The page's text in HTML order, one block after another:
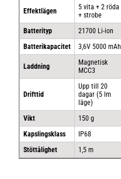
Effektlägen
5 vita + 2 röda
+ strobe
Batterityp
21700 Li-ion
Batterikapacitet
3,6V 5000 mAh
Laddning
Magnetisk
MCC3
Drifttid
Upp till 20
dagar (5 lm
läge)
Vikt
150 g
Kapslingsklass
IP68
Stöttålighet
1,5 m